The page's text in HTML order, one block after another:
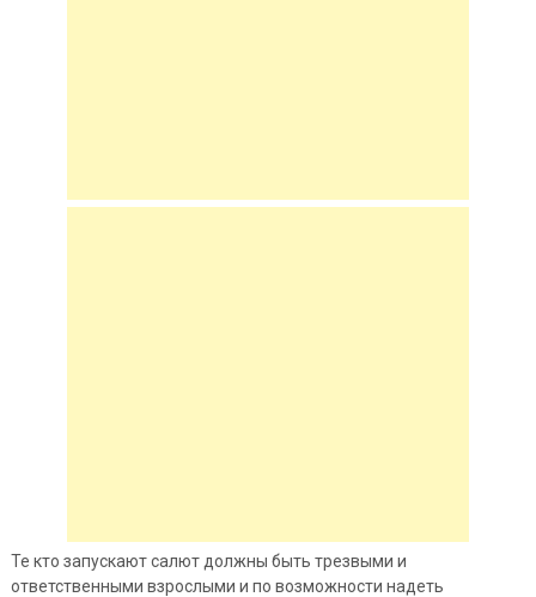
Те кто запускают салют должны быть трезвыми и
ответственными взрослыми и по возможности надеть